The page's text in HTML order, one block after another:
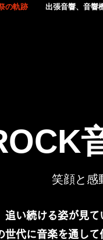
の軌跡 出張音響、音響
笑顔と感
追い続ける姿が見
世代に音楽を通し